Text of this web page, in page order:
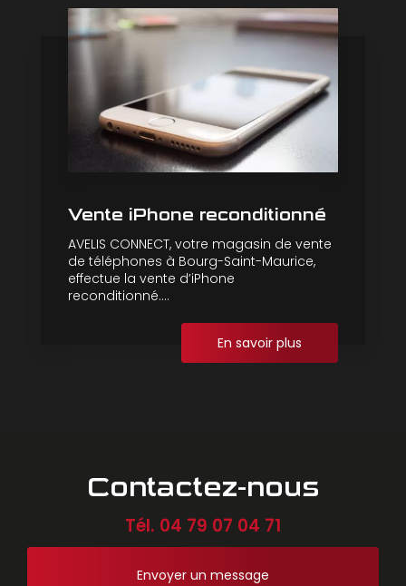
Vente iPhone reconditionné
AVELIS CONNECT, votre magasin de vente
de téléphones à Bourg-Saint-Maurice,
effectue la vente d’iPhone
reconditionné....
En savoir plus
Contactez-nous
Tél. 04 79 07 04 71
Envoyer un message